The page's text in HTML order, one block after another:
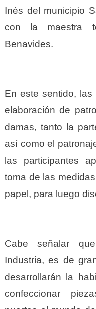
Inés del municipio
con la maestra
Benavides.
En este sentido,
elaboración de
damas, tanto la
así como el
las participantes
toma de las
papel, para luego
Cabe señalar
Industria, es de
desarrollarán la
confeccionar